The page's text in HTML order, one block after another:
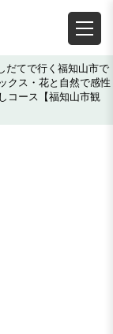
だてで行く福知山市で
クス・花と自然で感性
コース【福知山市観